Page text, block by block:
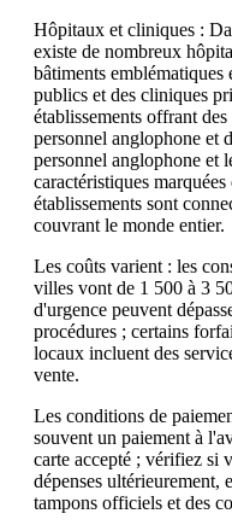
Hôpitaux et cliniques :
existe de nombreux
bâtiments emblématiques
publics et des cliniques
établissements offrant
personnel anglophone et
personnel anglophone et
caractéristiques
établissements sont
couvrant le monde entier.
Les coûts varient : les
villes vont de 1 500 à 3
d'urgence peuvent
procédures ; certains
locaux incluent des
vente.
Les conditions de
souvent un paiement à
carte accepté ; vérifiez si
dépenses ultérieurement,
tampons officiels et des